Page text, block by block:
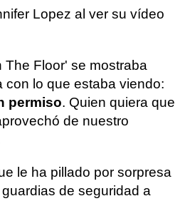
Lopez al ver su vídeo
The Floor' se mostraba
con lo que estaba viendo:
permiso. Quien quiera que
de nuestro
le ha pillado por sorpresa
de seguridad a